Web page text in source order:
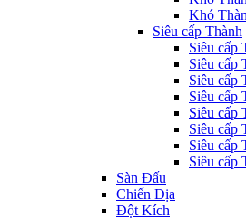
Khó
Siêu cấp Thành
Siêu cấp
Siêu cấp
Siêu cấp
Siêu cấp
Siêu cấp
Siêu cấp
Siêu cấp
Siêu cấp
Sàn Đấu
Chiến Địa
Đột Kích